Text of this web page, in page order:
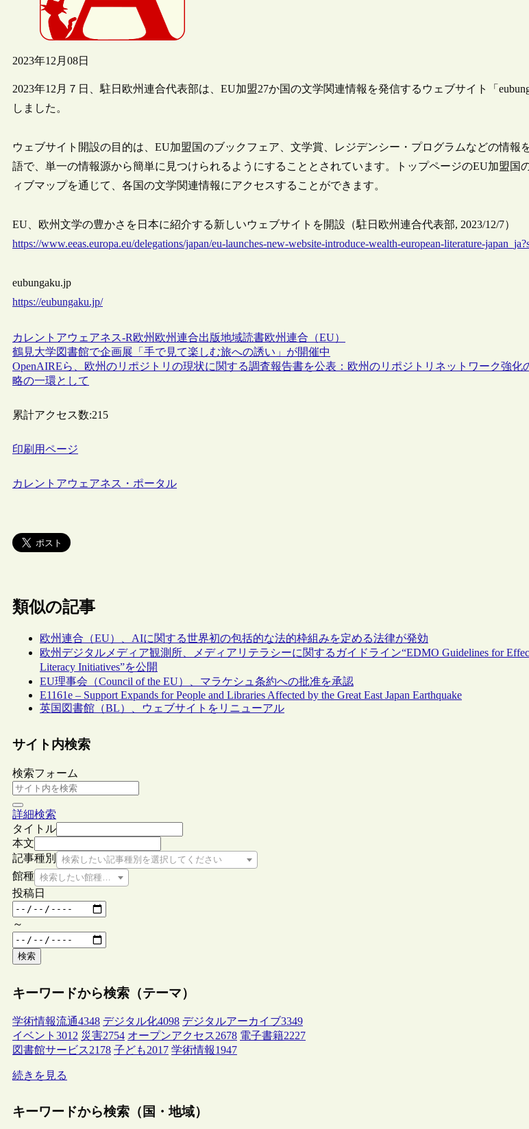
2023年12月08日
2023年12月７日、駐日欧州連合代表部は、EU加盟27か国の文学関連情報を発信するウェブサイト「
しました。
ウェブサイト開設の目的は、EU加盟国のブックフェア、文学賞、レジデンシー・プログラムなどの情報
語で、単一の情報源から簡単に見つけられるようにすることとされています。トップページのEU加盟国
ィブマップを通じて、各国の文学関連情報にアクセスすることができます。
EU、欧州文学の豊かさを日本に紹介する新しいウェブサイトを開設（駐日欧州連合代表部, 2023/12/7）
https://www.eeas.europa.eu/delegations/japan/eu-launches-new-website-introduce-wealth-european-literature-
eubungaku.jp
https://eubungaku.jp/
カレントアウェアネス-R欧州 欧州連合出版地域読書欧州連合（EU）
鶴見大学図書館で企画展「手で見て楽しむ旅への誘い」が開催中
OpenAIREら、欧州のリポジトリの現状に関する調査報告書を公表：欧州のリポジトリネットワーク強化
略の一環として
累計アクセス数:215
印刷用ページ
カレントアウェアネス・ポータル
類似の記事
欧州連合（EU）、AIに関する世界初の包括的な法的枠組みを定める法律が発効
欧州デジタルメディア観測所、メディアリテラシーに関するガイドライン“EDMO Guidelines for
Literacy Initiatives”を公開
EU理事会（Council of the EU）、マラケシュ条約への批准を承認
E1161e – Support Expands for People and Libraries Affected by the Great East Japan Earthquake
英国図書館（BL）、ウェブサイトをリニューアル
サイト内検索
検索フォーム
詳細検索
タイトル
本文
記事種別
検索したい記事種別を選択してください
館種 検索したい館種を選択してください
投稿日
～
検索
キーワードから検索（テーマ）
学術情報流通4348 デジタル化4098 デジタルアーカイブ3349
イベント 3012 災害2754 オープンアクセス2678 電子書籍2227
図書館サービス2178 子ども2017 学術情報1947
続きを見る
キーワードから検索（国・地域）